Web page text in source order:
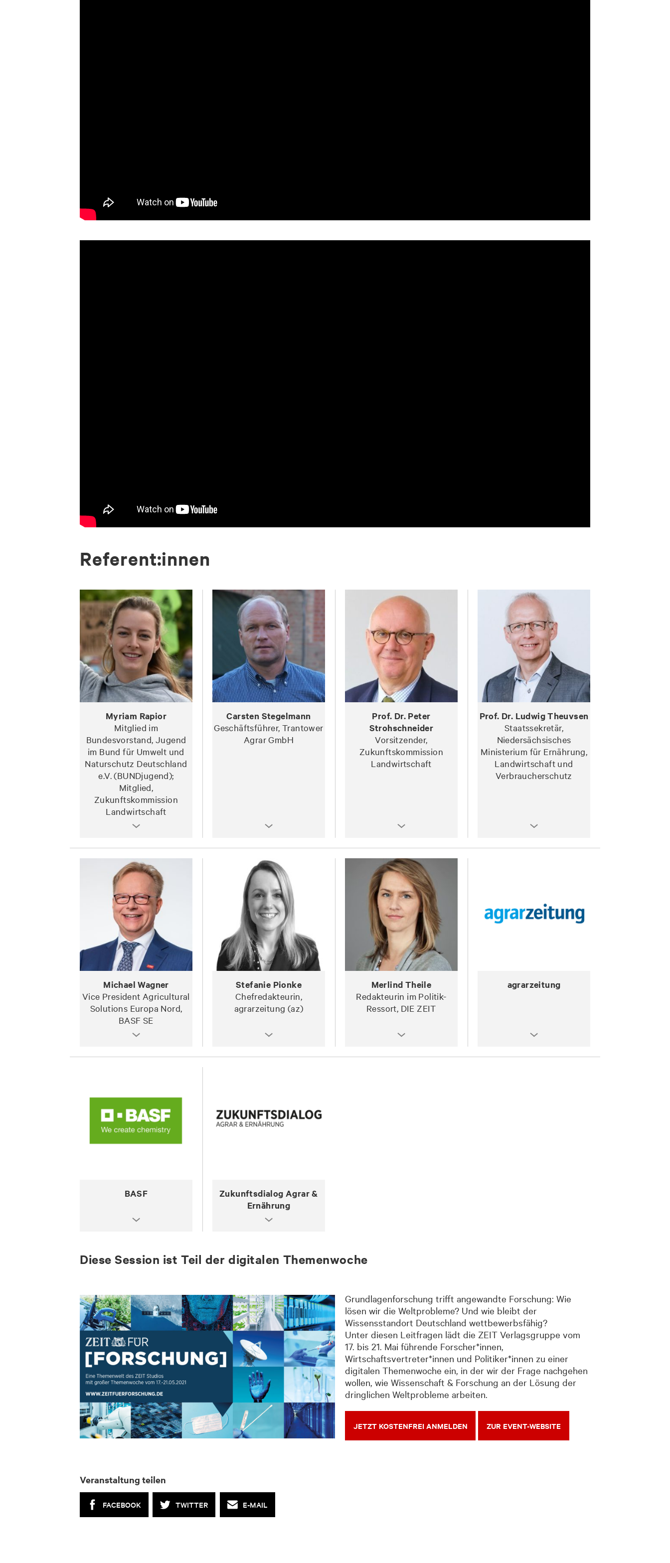
Re­fe­rent:in­nen
Myriam Rapior
Mitglied im
Bundesvorstand, Jugend
im Bund für Umwelt und
Naturschutz Deutschland
e.V. (BUNDjugend);
Mitglied,
Zukunftskommission
Landwirtschaft
Carsten Stegelmann
Geschäftsführer, Trantower
Agrar GmbH
Prof. Dr. Peter
Strohschneider
Vorsitzender,
Zukunftskommission
Landwirtschaft
Prof. Dr. Ludwig Theuvsen
Staatssekretär,
Niedersächsisches
Ministerium für Ernährung,
Landwirtschaft und
Verbraucherschutz
Michael Wagner
Vice President Agricultural
Solutions Europa Nord,
BASF SE
Stefanie Pionke
Chefredakteurin,
agrarzeitung (az)
Merlind Theile
Redakteurin im Politik-
Ressort, DIE ZEIT
agrarzeitung
BASF
Zukunftsdialog Agrar &
Ernährung
Diese Session ist Teil der digitalen Themenwoche
Grundlagenforschung trifft angewandte Forschung: Wie
lösen wir die Weltprobleme? Und wie bleibt der
Wissensstandort Deutschland wettbewerbsfähig?
Unter diesen Leitfragen lädt die ZEIT Verlagsgruppe vom
17. bis 21. Mai führende Forscher*innen,
Wirtschaftsvertreter*innen und Politiker*innen zu einer
digitalen Themenwoche ein, in der wir der Frage nachgehen
wollen, wie Wissenschaft & Forschung an der Lösung der
dringlichen Weltprobleme arbeiten.
JETZT KOSTENFREI ANMELDEN ZUR EVENT-WEBSITE
Veranstaltung teilen
FACEBOOK TWITTER E-MAIL